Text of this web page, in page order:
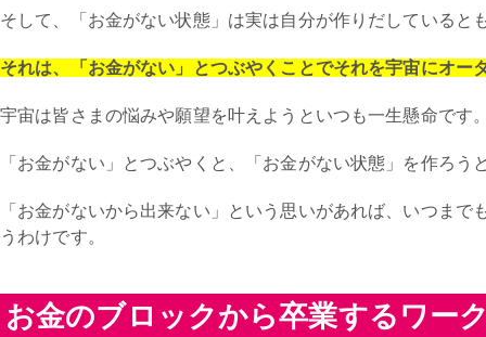
そして、「お金がない状態」は実は自分が作りだしていると
それは、「お金がない」とつぶやくことでそれを宇宙にオー
宇宙は皆さまの悩みや願望を叶えようといつも一生懸命です
「お金がない」とつぶやくと、「お金がない状態」を作ろう
「お金がないから出来ない」という思いがあれば、いつま
うわけです。
お金のブロックから卒業するワー